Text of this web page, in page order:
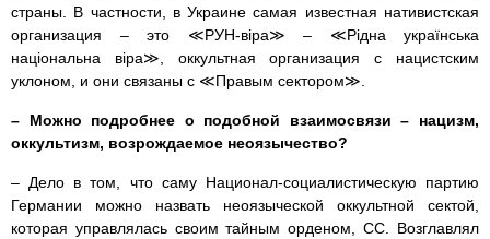
страны. В частности, в Украине самая известная нативистская
организация – это ≪РУН-вiра≫ – ≪Рiдна українська
нацiональна вiра≫, оккультная организация с нацистским
уклоном, и они связаны с ≪Правым сектором≫.
– Можно подробнее о подобной взаимосвязи – нацизм,
оккультизм, возрождаемое неоязычество?
– Дело в том, что саму Национал-социалистическую партию
Германии можно назвать неоязыческой оккультной сектой,
которая управлялась своим тайным орденом, СС. Возглавлял